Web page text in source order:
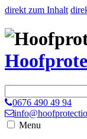
direkt zum Inhalt
0676 490 49 94
Menu